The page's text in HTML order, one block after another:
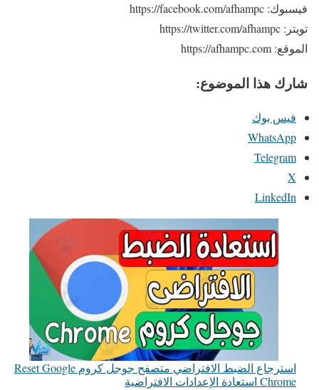
فيسبوك: https://facebook.com/afhampc
تويتر: https://twitter.com/afhampc
الموقع: https://afhampc.com
شارك هذا الموضوع:
فيس بوك
WhatsApp
Telegram
X
LinkedIn
استرجاع الضبط الافتراضي متصفح جوجل كروم Reset Google
Chrome استعادة الإعدادات الافتراضية